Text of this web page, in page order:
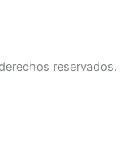
reservados.